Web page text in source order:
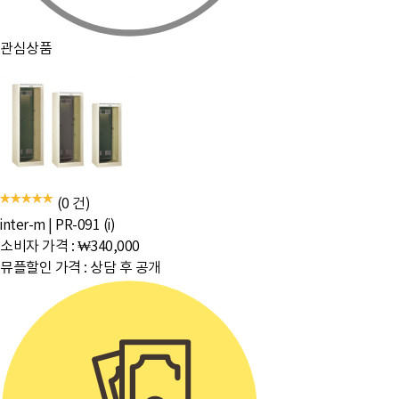
관심상품
(0 건)
inter-m
PR-091 (i)
소비자 가격 : ₩340,000
뮤플할인 가격 : 상담 후 공개